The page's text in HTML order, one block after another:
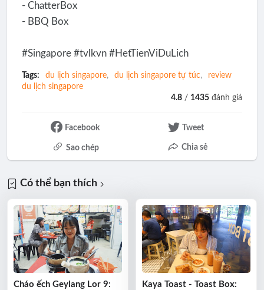
- ChatterBox
- BBQ Box
#Singapore #tvlkvn #HetTienViDuLich
Tags: du lịch singapore du lịch singapore tự túc
review
du lịch singapore
4.8 / 1435 đánh giá
Facebook Tweet
Sao chép Chia sẻ
Có thể bạn thích
Cháo ếch Geylang Lor 9:
Kaya Toast - Toast Box: